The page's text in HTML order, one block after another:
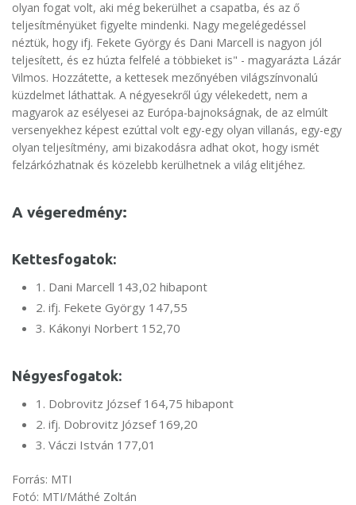
olyan fogat volt, aki még bekerülhet a csapatba, és az ő
teljesítményüket figyelte mindenki. Nagy megelégedéssel
néztük, hogy ifj. Fekete György és Dani Marcell is nagyon jól
teljesített, és ez húzta felfelé a többieket is" - magyarázta Lázár
Vilmos. Hozzátette, a kettesek mezőnyében világszínvonalú
küzdelmet láthattak. A négyesekről úgy vélekedett, nem a
magyarok az esélyesei az Európa-bajnokságnak, de az elmúlt
versenyekhez képest ezúttal volt egy-egy olyan villanás, egy-egy
olyan teljesítmény, ami bizakodásra adhat okot, hogy ismét
felzárkózhatnak és közelebb kerülhetnek a világ elitjéhez.
A végeredmény:
Kettesfogatok:
1. Dani Marcell 143,02 hibapont
2. ifj. Fekete György 147,55
3. Kákonyi Norbert 152,70
Négyesfogatok:
1. Dobrovitz József 164,75 hibapont
2. ifj. Dobrovitz József 169,20
3. Váczi István 177,01
Forrás: MTI
Fotó: MTI/Máthé Zoltán